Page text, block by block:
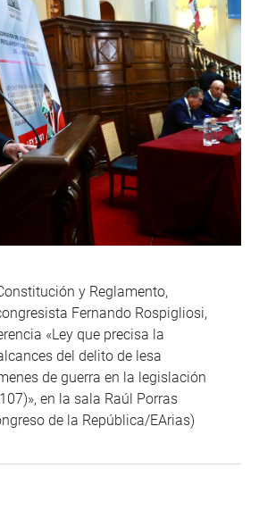
y Reglamento,
Fernando Rospigliosi,
«Ley que precisa la
del delito de lesa
de guerra en la legislación
en la sala Raúl Porras
de la República/EArias)